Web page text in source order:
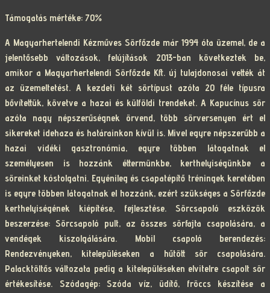
Támogatás mértéke: 70%
A Magyarhertelendi Kézműves Sörfőzde már 1994 óta üzemel, de a
jelentősebb változások, felújítások 2013-ban következtek be,
amikor a Magyarhertelendi Sörfőzde Kft. új tulajdonosai vették át
az üzemeltetést. A kezdeti két sörtípust azóta 20 féle típusra
bővítettük, követve a hazai és külföldi trendeket. A Kapucínus sör
azóta nagy népszerűségnek örvend, több sörversenyen ért el
sikereket idehaza és határainkon kívül is. Mivel egyre népszerűbb a
hazai vidéki gasztronómia, egyre többen látogatnak el
személyesen is hozzánk éttermünkbe, kerthelyiségünkbe a
söreinket kóstolgatni. Egyénileg és csapatépítő tréningek keretében
is egyre többen látogatnak el hozzánk, ezért szükséges a Sörfőzde
kerthelyiségének kiépítése, fejlesztése. Sörcsapoló eszközök
beszerzése: Sörcsapoló pult, az összes sörfajta csapolására, a
vendégek kiszolgálására. Mobil csapoló berendezés:
Rendezvényeken, kitelepüléseken a hűtött sör csapolására.
Palacktöltős változata pedig a kitelepüléseken elvitelre csapolt sör
értékesítése. Szódagép: Szóda víz, üdítő, fröccs készítése a